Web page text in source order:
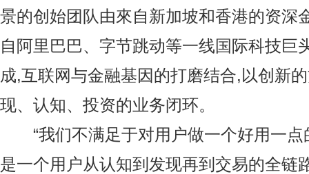
景的创始团队由來自新加坡和香港的资深
自阿里巴巴、字节跳动等一线国际科技巨
成,互联网与金融基因的打磨结合,以创新
现、认知、投资的业务闭环。
“我们不满足于对用户做一个好用一点
是一个用户从认知到发现再到交易的全链